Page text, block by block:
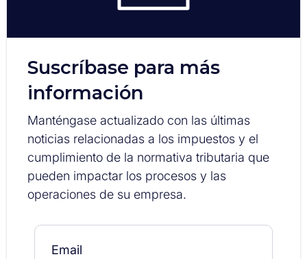
Suscríbase para más
información
Manténgase actualizado con las últimas
noticias relacionadas a los impuestos y el
cumplimiento de la normativa tributaria que
pueden impactar los procesos y las
operaciones de su empresa.